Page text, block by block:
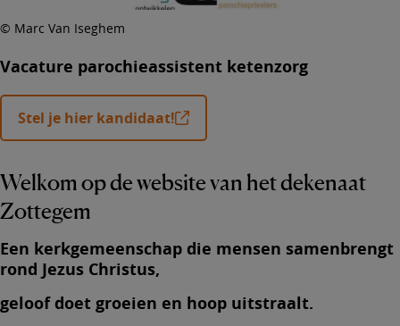
© Marc Van Iseghem
Vacature parochieassistent ketenzorg
Stel je hier kandidaat!
Welkom op de website van het dekenaat
Zottegem
Een kerkgemeenschap die mensen samenbrengt
rond Jezus Christus,
geloof doet groeien en hoop uitstraalt.